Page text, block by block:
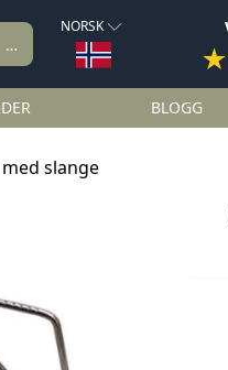
NORSK
BLOGG
slange